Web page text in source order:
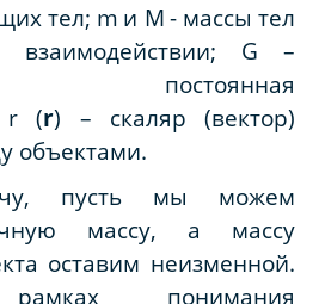
тел; m и M - массы тел
G
–
постоянная
r (r) – скаляр (вектор)
объектами.
пусть мы можем
массу, а массу
оставим неизменной.
понимания